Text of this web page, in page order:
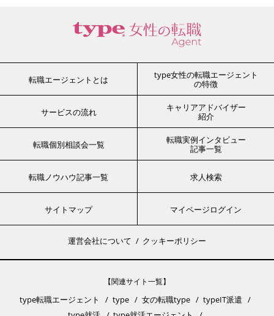
転職エージェントとは
type女性の転職エージェント
の特徴
サービスの流れ
キャリアアドバイザー
紹介
転職個別相談会一覧
転職実例インタビュー
記事一覧
転職ノウハウ記事一覧 求人検索
サイトマップ マイページログイン
運営会社について クッキーポリシー
【関連サイト一覧】
type転職エージェント type 女の転職type
typeIT派遣